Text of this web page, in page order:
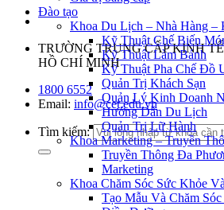
TRƯỜNG TRUNG CẤP KINH
HỒ CHÍ MINH
1800 6552
Email: info@cet.edu.vn
Tìm kiếm:
Đào tạo
Khoa Du Lịch – Nhà Hàng –
Kỹ Thuật Chế Biến
Kỹ Thuật Làm Bánh
Kỹ Thuật Pha Chế Đồ
Quản Trị Khách Sạn
Quản Lý Kinh Doanh
Hướng Dẫn Du Lịch
Quản Trị Lữ Hành
Khoa Marketing – Truyền
Truyền Thông Đa
Marketing
Khoa Chăm Sóc Sức Khỏe
Tạo Mẫu Và Chăm